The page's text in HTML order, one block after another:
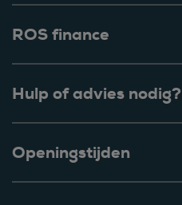
ROS finance
Hulp of advies nodig?
Openingstijden